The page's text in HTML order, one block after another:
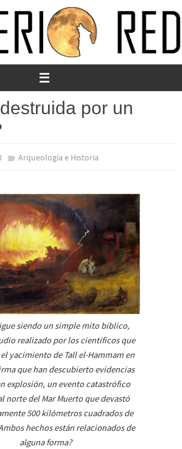
por un
Arqueología e Historia
siendo un simple mito bíblico,
realizado por los científicos que
yacimiento de Tall el-Hammam en
que han descubierto evidencias
explosión, un evento catastrófico
norte del Mar Muerto que devastó
500 kilómetros cuadrados de
hechos están relacionados de
alguna forma?